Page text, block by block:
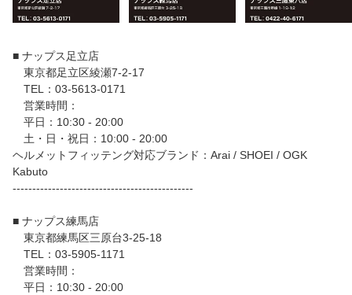
■ ナップス足立店
東京都足立区綾瀬7-2-17
TEL：03-5613-0171
営業時間：
平日：10:30 - 20:00
土・日・祝日：10:00 - 20:00
ヘルメットフィッテング対応ブランド：Arai / SHOEI / OGK
Kabuto
----------------------------------------------
■ ナップス練馬店
東京都練馬区三原台3-25-18
TEL：03-5905-1171
営業時間：
平日：10:30 - 20:00